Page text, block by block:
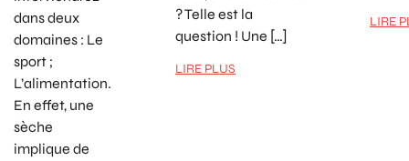
dans deux
domaines : Le
sport ;
L’alimentation.
En effet, une
sèche
implique de
? Telle est la
question ! Une […]
LIRE PLUS
LIRE